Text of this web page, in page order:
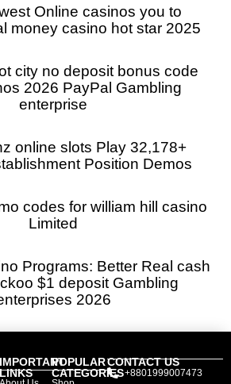
Online casinos you to
money casino hot star 2025
city no deposit bonus code
2026 PayPal Gambling
enterprise
online slots Play 32,178+
Position Demos
codes for william hill casino
Limited
Programs: Better Real cash
$1 deposit Gambling
2026
IMPORTANT
LINKS
POPULAR
CATEGORIES
CONTACT US
+8801999007473